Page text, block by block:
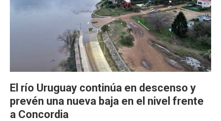
El río Uruguay continúa en descenso y
prevén una nueva baja en el nivel frente
a Concordia